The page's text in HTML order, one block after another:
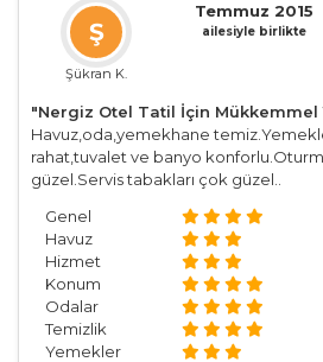
Ş
Şükran K.
Temmuz 2015
ailesiyle birlikte
"Nergiz Otel Tatil İçin Mükkemmel
Havuz,oda,yemekhane
rahat,tuvalet ve banyo
güzel.Servis tabakları çok güzel..
Genel
Havuz
Hizmet
Konum
Odalar
Temizlik
Yemekler